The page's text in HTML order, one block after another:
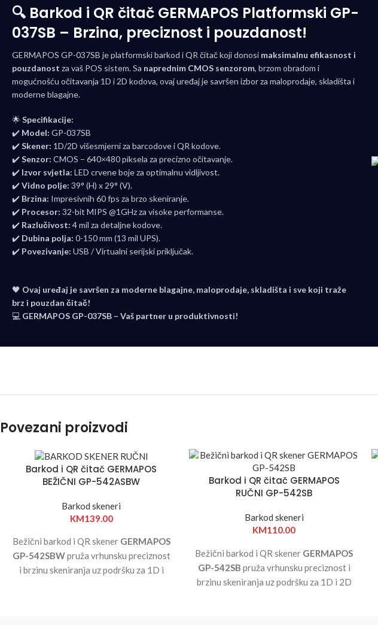
🔍 Barkod i QR čitač GERMAPOS Platformski GP-
037SB – Brzina, preciznost i pouzdanost!
GERMAPOS GP-037SB je platformski barkod i QR čitač koji donosi maksimalnu efikasnost i
pouzdanost za vaš POS sistem. Sa naprednim CMOS senzorom, brzom obradom i
mogućnošću očitavanja 1D i 2D kodova, ovaj uređaj je savršen izbor za maloprodaje, skladišta i
moderne blagajne.
🌟 Specifikacije:
✔️ Model: GP-037SB
✔️Skener: 1D/2D višesmjerni za barcodove i QR kodove.
✔️Senzor: CMOS – 640×480 piksela za precizno očitavanje.
✔️ Izvor svjetla: LED crvene boje za optimalnu vidljivost.
✔️Vidno polje: 39° (H) x 29° (V).
✔️ Brzina: Impresivnih 60 fps za brzo skeniranje.
✔️ Procesor: 32-bit MIPS @1GHz za visoke performanse.
✔️ Razlučivost: 4 mil za detaljne kodove.
✔️ Dubina polja: 0-150 mm (13 mil UPS).
✔️ Povezivanje: USB / Virtualni serijski priključak.
🖤 Ovaj uređaj je savršen za moderne blagajne, maloprodaje, skladišta i sve koji traže
brz i pouzdan čitač!
💻 GERMAPOS GP-037SB – Vaš partner u produktivnosti!
Povezani proizvodi
Barkod i QR čitač GERMAPOS
BEŽIČNI GP-542ASBW
Barkod skeneri
KM139.00
Bežični barkod i QR skener GERMAPOS
GP-542SBWpruža vrhunsku preciznost
i brzinu skeniranja uz podršku za 1D i
Barkod i QR čitač GERMAPOS
RUČNI GP-542SB
Barkod skeneri
KM110.00
Bežični barkod i QR skener GERMAPOS
GP-542SB pruža vrhunsku preciznost i
brzinu skeniranja uz podršku za 1D i 2D